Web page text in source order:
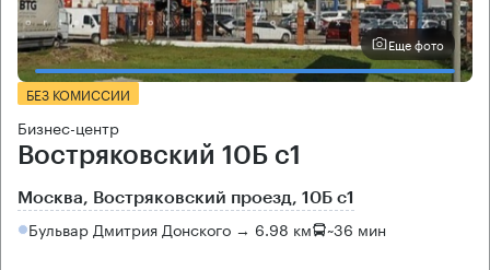
Еще фото
БЕЗ КОМИССИИ
Бизнес-центр
Востряковский 10Б с1
Москва, Востряковский проезд, 10Б с1
Бульвар Дмитрия Донского → 6.98 км ~36 мин